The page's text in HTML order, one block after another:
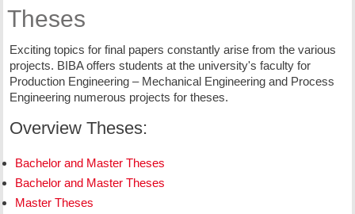
Theses
Exciting topics for final papers constantly arise from the various
projects. BIBA offers students at the university's faculty for
Production Engineering – Mechanical Engineering and Process
Engineering numerous projects for theses.
Overview Theses:
Bachelor and Master Theses
Bachelor and Master Theses
Master Theses